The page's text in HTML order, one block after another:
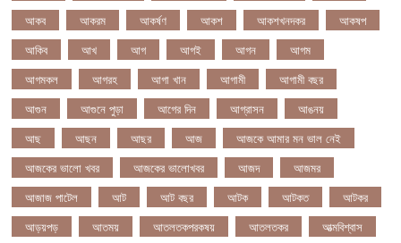
আকব
আকরম আকর্ষণ আকশ আকশখনদকর
আকষপ
আকিব
আখ আগ আগই আগন
আগম
আগমকল
আগরহ আগা খান আগামী
আগামী বছর
আগুন
আগুনে পুড়া আগের দিন আগ্রাসন
আঙনয়
আছ
আছন আছর আজ
আজকে আমার মন ভাল নেই
আজকের ভালো খবর
আজকের ভালোখবর আজদ
আজমর
আজাজ পাটেল
আট আট বছর আটক আটকত
আটকর
আড়য়পড়
আতময় আতলতকপরকষয় আতলতকর
আত্মবিশ্বাস